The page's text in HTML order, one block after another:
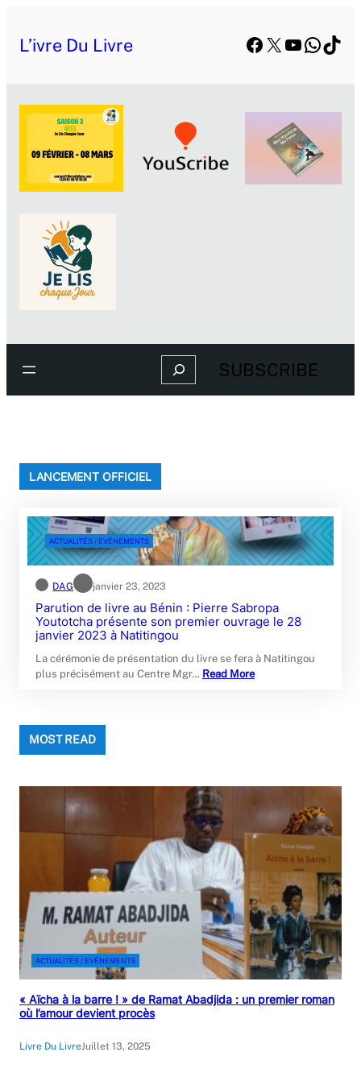
auL’ivre Du Livre Facebook
X YouTube
Search SUBSCRIBE
LANCEMENT OFFICIEL
ACTUALITÉS / EVÉNEMENTS
DAG janvier 23, 2023
Parution de livre au Bénin : Pierre Sabropa
Youtotcha présente son premier ouvrage le 28
janvier 2023 à Natitingou
La cérémonie de présentation du livre se fera à Natitingou
plus précisément au Centre Mgr… Read More
MOST READ
ACTUALITÉS / EVÉNEMENTS
« Aïcha à la barre ! » de Ramat Abadjida : un premier roman
où l’amour devient procès
Livre Du LivreJuillet 13, 2025